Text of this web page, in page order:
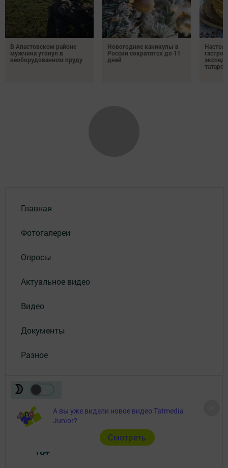
В Апастовском районе
мужчина утонул в
необорудованном пруду
Новогодние каникулы в
России сократятся до 11
дней
Главная
Фотогалереи
Опросы
Актуальное видео
Видео
Документы
Разное
А вы уже видели новое видео Tatmedia
Junior?
Cмотреть
(843) 222 09 84
16+